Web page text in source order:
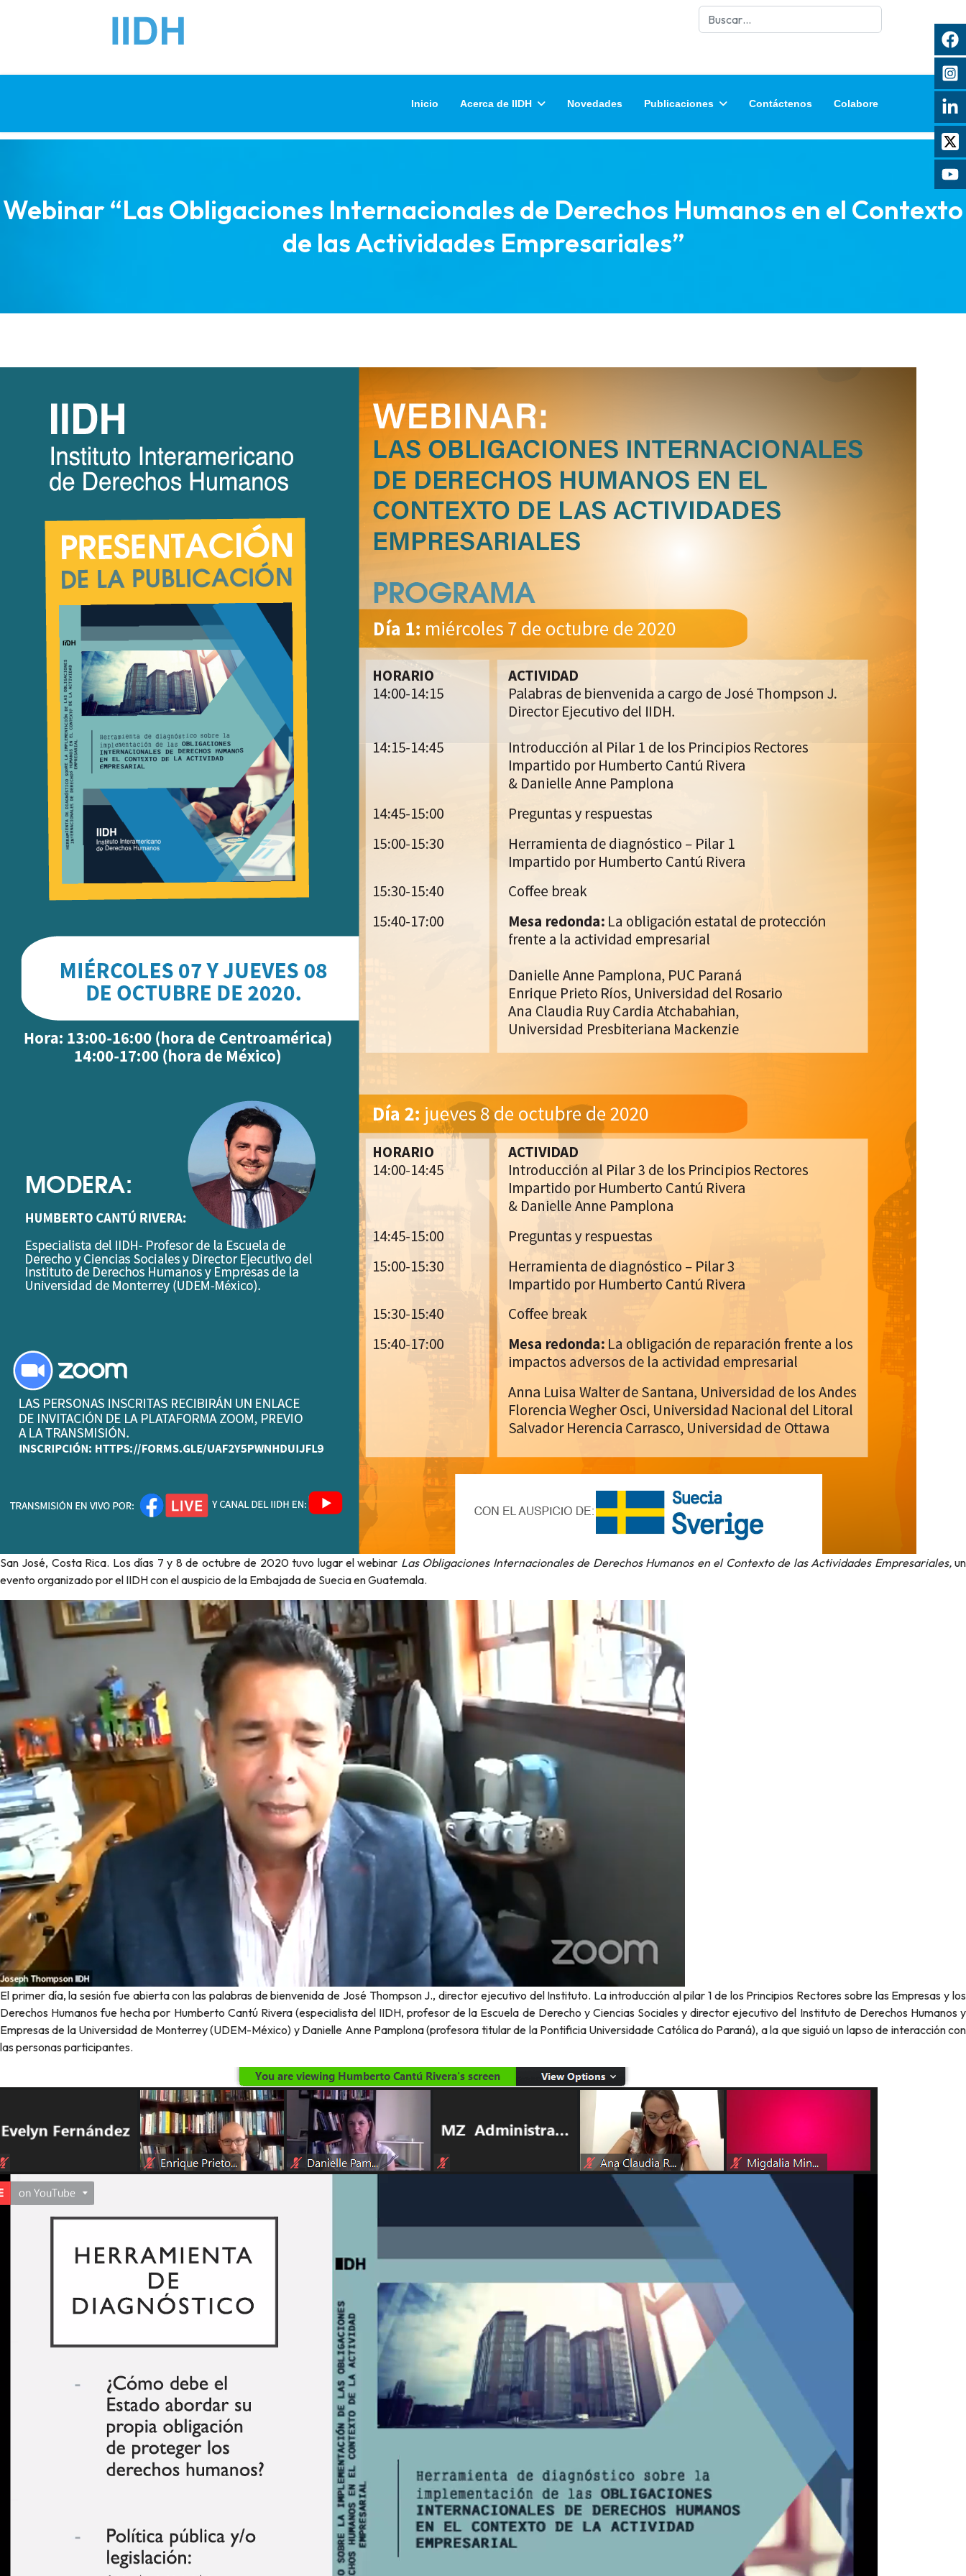
Buscar
Inicio Acerca de IIDH Novedades Publicaciones Contáctenos Colabore
Webinar “Las Obligaciones Internacionales de Derechos Humanos en el Contexto
de las Actividades Empresariales”
San José, Costa Rica. Los días 7 y 8 de octubre de 2020 tuvo lugar el webinar Las Obligaciones Internacionales de Derechos Humanos en el Contexto de las Actividades Empresariales,un
evento organizado por el IIDH con el auspicio de la Embajada de Suecia en Guatemala.
El primer día, la sesión fue abierta con las palabras de bienvenida de José Thompson J., director ejecutivo del Instituto. La introducción al pilar 1 de los Principios Rectores sobre las Empresas y los
Derechos Humanos fue hecha por Humberto Cantú Rivera (especialista del IIDH, profesor de la Escuela de Derecho y Ciencias Sociales y director ejecutivo del Instituto de Derechos Humanos y
Empresas de la Universidad de Monterrey (UDEM-México) y Danielle Anne Pamplona (profesora titular de la Pontificia Universidade Católica do Paraná), a la que siguió un lapso de interacción con
las personas participantes.